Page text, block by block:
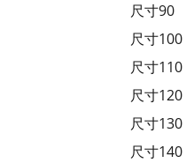
尺寸90
尺寸100
尺寸110
尺寸120
尺寸130
尺寸140